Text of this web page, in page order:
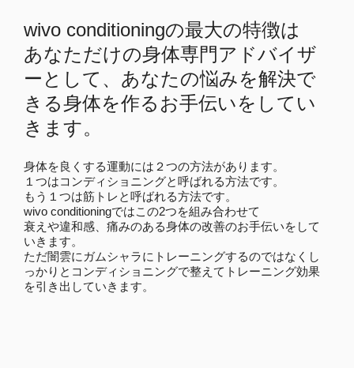
wivo conditioningの最大の特徴は
あなただけの身体専門アドバイザ
ーとして、あなたの悩みを解決で
きる身体を作るお手伝いをしてい
きます。
身体を良くする運動には２つの方法があります。
１つはコンディショニングと呼ばれる方法です。
もう１つは筋トレと呼ばれる方法です。
wivo conditioningではこの2つを組み合わせて
衰えや違和感、痛みのある身体の改善のお手伝いをして
いきます。
ただ闇雲にガムシャラにトレーニングするのではなくし
っかりとコンディショニングで整えてトレーニング効果
を引き出していきます。